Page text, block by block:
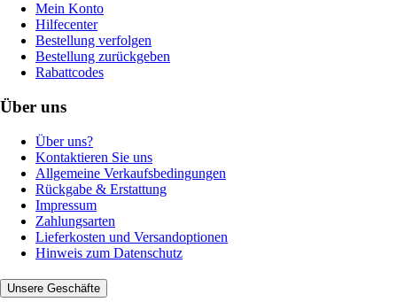
Mein Konto
Hilfecenter
Bestellung verfolgen
Bestellung zurückgeben
Rabattcodes
Über uns
Über uns?
Kontaktieren Sie uns
Allgemeine Verkaufsbedingungen
Rückgabe & Erstattung
Impressum
Zahlungsarten
Lieferkosten und Versandoptionen
Hinweis zum Datenschutz
Unsere Geschäfte